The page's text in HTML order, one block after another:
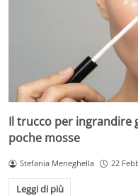
Il trucco per ingrandire
poche mosse
Stefania Meneghella 22
Leggi di più